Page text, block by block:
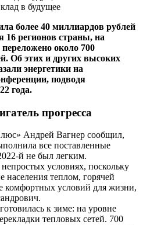
более 40 миллиардов рублей
16 регионов страны, на
около 700
Об этих и других высоких
энергетики на
подводя
года.
прогресса
Андрей Вагнер сообщил,
все поставленные
й не был легким.
условиях, поскольку
населения теплом, горячей
комфортных условий для жизни,
к зиме: на уровне
тепловых сетей. 700